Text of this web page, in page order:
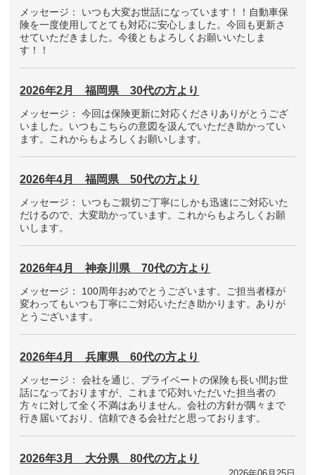
メッセージ： いつも大変お世話になっています！！自動車保
険を一度使用してとても対応に安心しました。今回も更新さ
せていただきました。今後ともよろしくお願いいたしま
す！！
2026年2月 福岡県 30代の方より
メッセージ： 今回は保険更新に対応くださりありがとうござ
いました。いつもこちらの意図を汲んでいただき助かってい
ます。これからもよろしくお願いします。
2026年4月 福岡県 50代の方より
メッセージ： いつもご親切ご丁寧にしかも迅速にご対応いた
だけるので、大変助かっています。これからもよろしくお願
いします。
2026年4月 神奈川県 70代の方より
メッセージ： 100周年おめでとうございます。ご担当者様が
変わってもいつも丁寧にご対応いただき助かります。ありが
とうございます。
2026年4月 兵庫県 60代の方より
メッセージ： 会社を通じ、プライベートの保険も長い間お世
話になっておりますが、これまで応対いただいた担当者の
方々に対して全く不満はありません。会社の方針が隅々まで
行き届いており、信頼できる会社だと思っております。
2026年3月 大分県 80代の方より